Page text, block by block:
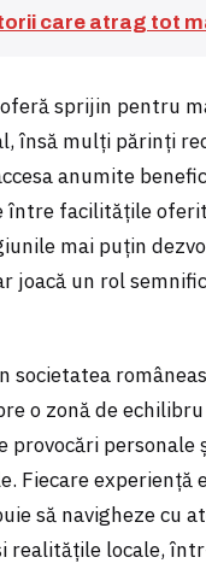
care atrag tot
sprijin pentru
însă mulți părinți
anumite
între facilitățile
mai puțin
joacă un rol
societatea
o zonă de
personale
Fiecare experiență
să navigheze cu
realitățile locale,